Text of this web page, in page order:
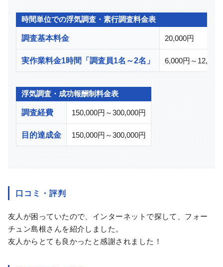
時間単位での浮気調査・素行調査料金表
調査基本料金 20,000円
実作業料金1時間「調査員1名～2名」 6,000円～12,000
浮気調査・成功報酬制料金表
調査経費 150,000円～300,000円
目的達成金 150,000円～300,000円
口コミ・評判
友人が困っていたので、インターネットで探して、フォー
チュン島根さんを紹介しました。
友人からとても良かったと感謝されました！